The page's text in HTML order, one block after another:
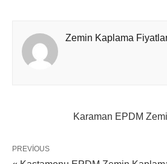
Zemin Kaplama
Karaman EPDM
PREVIOUS